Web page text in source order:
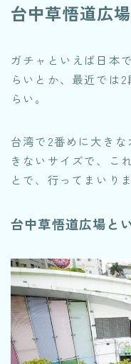
台中草悟道広
ガチャといえば日本
らいとか、最近では
らい。
台湾で2番めに大き
きないサイズで、こ
とで、行ってまいりま
台中草悟道広場と